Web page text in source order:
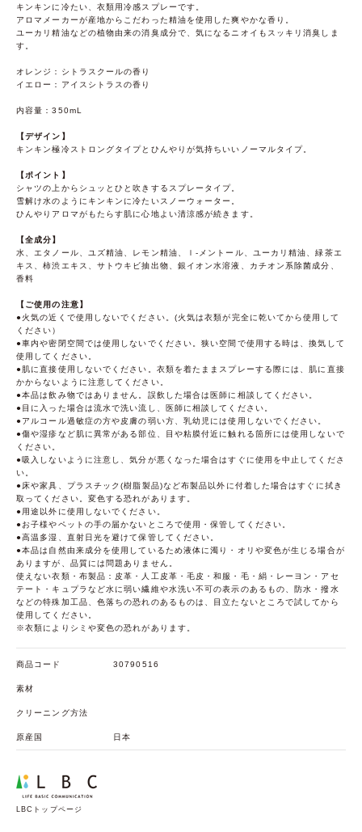
キンキンに冷たい、衣類用冷感スプレーです。
アロマメーカーが産地からこだわった精油を使用した爽やかな香り。
ユーカリ精油などの植物由来の消臭成分で、気になるニオイもスッキリ消臭しま
す。
オレンジ：シトラスクールの香り
イエロー：アイスシトラスの香り
内容量：350mL
【デザイン】
キンキン極冷ストロングタイプとひんやりが気持ちいいノーマルタイプ。
【ポイント】
シャツの上からシュッとひと吹きするスプレータイプ。
雪解け水のようにキンキンに冷たいスノーウォーター。
ひんやりアロマがもたらす肌に心地よい清涼感が続きます。
【全成分】
水、エタノール、ユズ精油、レモン精油、ｌ-メントール、ユーカリ精油、緑茶エ
キス、柿渋エキス、サトウキビ抽出物、銀イオン水溶液、カチオン系除菌成分、
香料
【ご使用の注意】
●火気の近くで使用しないでください。(火気は衣類が完全に乾いてから使用して
ください）
●車内や密閉空間では使用しないでください。狭い空間で使用する時は、換気して
使用してください。
●肌に直接使用しないでください。衣類を着たままスプレーする際には、肌に直接
かからないように注意してください。
●本品は飲み物ではありません。誤飲した場合は医師に相談してください。
●目に入った場合は流水で洗い流し、医師に相談してください。
●アルコール過敏症の方や皮膚の弱い方、乳幼児には使用しないでください。
●傷や湿疹など肌に異常がある部位、目や粘膜付近に触れる箇所には使用しないで
ください。
●吸入しないように注意し、気分が悪くなった場合はすぐに使用を中止してくださ
い。
●床や家具、プラスチック(樹脂製品)など布製品以外に付着した場合はすぐに拭き
取ってください。変色する恐れがあります。
●用途以外に使用しないでください。
●お子様やペットの手の届かないところで使用・保管してください。
●高温多湿、直射日光を避けて保管してください。
●本品は自然由来成分を使用しているため液体に濁り・オリや変色が生じる場合が
ありますが、品質には問題ありません。
使えない衣類・布製品：皮革・人工皮革・毛皮・和服・毛・絹・レーヨン・アセ
テート・キュプラなど水に弱い繊維や水洗い不可の表示のあるもの、防水・撥水
などの特殊加工品、色落ちの恐れのあるものは、目立たないところで試してから
使用してください。
※衣類によりシミや変色の恐れがあります。
商品コード 30790516
素材
クリーニング方法
原産国 日本
LBCトップページ